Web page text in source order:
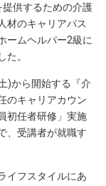
供するための介護
材のキャリアパス
ームヘルパー2級に
。
)から開始する『介
のキャリアカウン
初任者研修」実施
、受講者が就職す
イフスタイルにあ